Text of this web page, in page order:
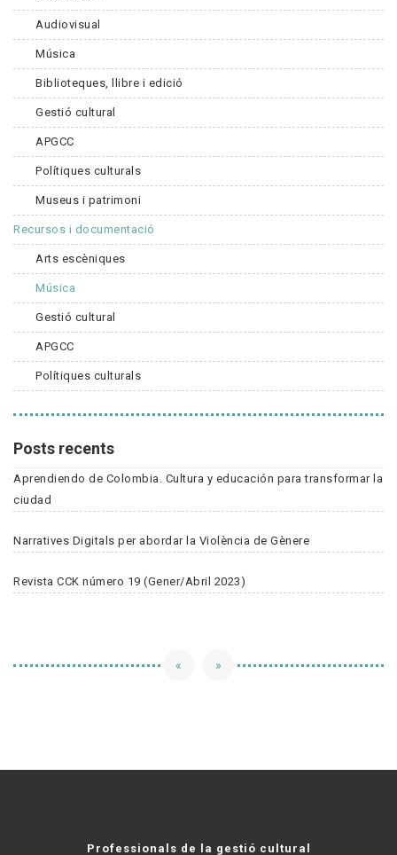
Audiovisual
Música
Biblioteques, llibre i edició
Gestió cultural
APGCC
Polítiques culturals
Museus i patrimoni
Recursos i documentació
Arts escèniques
Música
Gestió cultural
APGCC
Polítiques culturals
Posts recents
Aprendiendo de Colombia. Cultura y educación para transformar la
ciudad
Narratives Digitals per abordar la Violència de Gènere
Revista CCK número 19 (Gener/Abril 2023)
« »
Professionals de la gestió cultural